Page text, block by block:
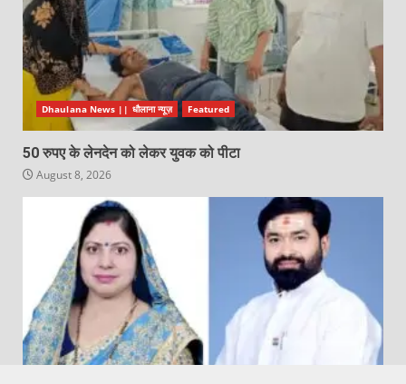
Dhaulana News || धौलाना न्यूज़ Featured
50 रुपए के लेनदेन को लेकर युवक को पीटा
August 8, 2026